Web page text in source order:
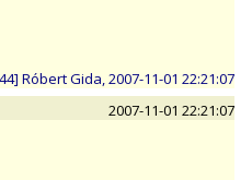
Róbert Gida, 2007-11-01 22:21:07
2007-11-01 22:21:07